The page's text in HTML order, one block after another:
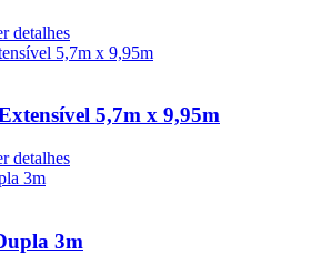
detalhes
5,7m x 9,95m
detalhes
3m